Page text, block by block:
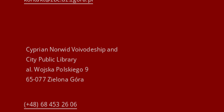
Cyprian Norwid Voivodeship and
City Public Library
al. Wojska Polskiego 9
65-077 Zielona Góra
(+48) 68 453 26 06